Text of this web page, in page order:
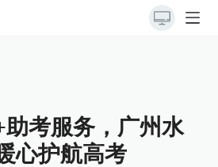
考服务，广州水
心护航高考